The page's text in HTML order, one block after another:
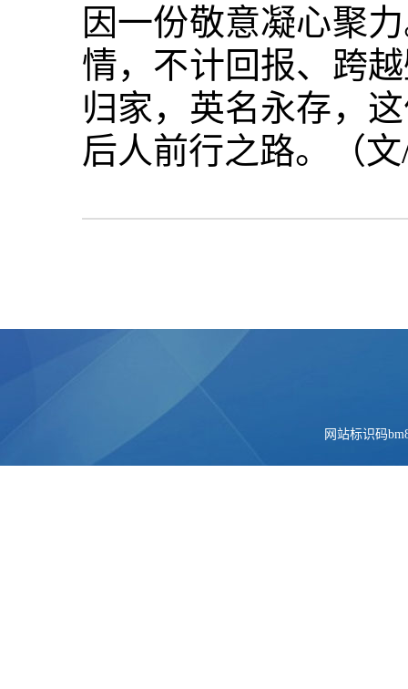
因一份敬意凝心聚
情，不计回报、跨
归家，英名永存，
后人前行之路。（
网站标识码